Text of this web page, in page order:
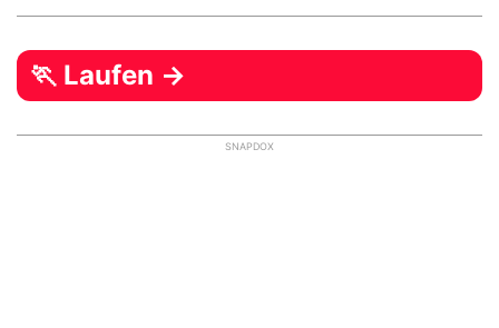
🏃 Laufen →
SNAPDOX